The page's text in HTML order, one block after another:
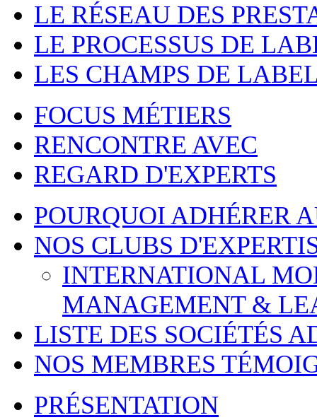
LE RÉSEAU DES
LE PROCESSUS DE
LES CHAMPS DE
FOCUS MÉTIERS
RENCONTRE AVEC
REGARD D'EXPERTS
POURQUOI ADHÉRER
NOS CLUBS
INTERNATIONAL
MANAGEMENT &
LISTE DES SOCIÉTÉS
NOS MEMBRES
PRÉSENTATION